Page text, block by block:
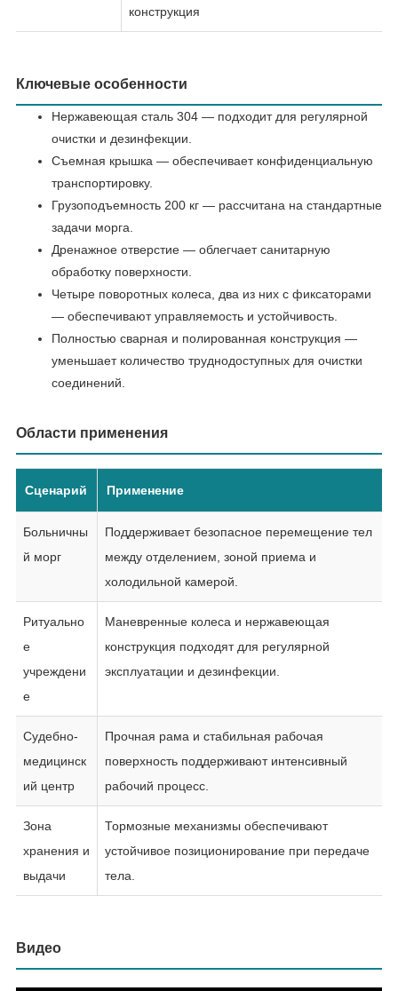
конструкция
Ключевые особенности
Нержавеющая сталь 304 — подходит для регулярной
очистки и дезинфекции.
Съемная крышка — обеспечивает конфиденциальную
транспортировку.
Грузоподъемность 200 кг — рассчитана на стандартные
задачи морга.
Дренажное отверстие — облегчает санитарную
обработку поверхности.
Четыре поворотных колеса, два из них с фиксаторами
— обеспечивают управляемость и устойчивость.
Полностью сварная и полированная конструкция —
уменьшает количество труднодоступных для очистки
соединений.
Области применения
Сценарий Применение
Больничны
й морг
Поддерживает безопасное перемещение тел
между отделением, зоной приема и
холодильной камерой.
Ритуально
е
учреждени
е
Маневренные колеса и нержавеющая
конструкция подходят для регулярной
эксплуатации и дезинфекции.
Судебно-
медицинск
ий центр
Прочная рама и стабильная рабочая
поверхность поддерживают интенсивный
рабочий процесс.
Зона
хранения и
выдачи
Тормозные механизмы обеспечивают
устойчивое позиционирование при передаче
тела.
Видео